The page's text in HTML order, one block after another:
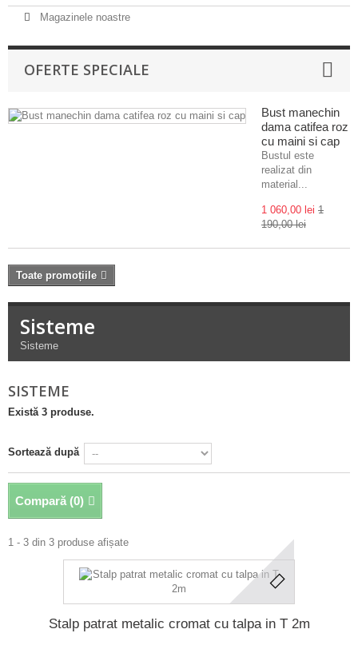
Magazinele noastre
OFERTE SPECIALE
Bust manechin
dama catifea roz
cu maini si cap
Bustul este
realizat din
material...
1 060,00 lei 1
190,00 lei
Toate promoțiile
Sisteme
Sisteme
SISTEME
Există 3 produse.
Sortează după
Compară (0)
1 - 3 din 3 produse afișate
Stalp patrat metalic cromat cu talpa in T 2m